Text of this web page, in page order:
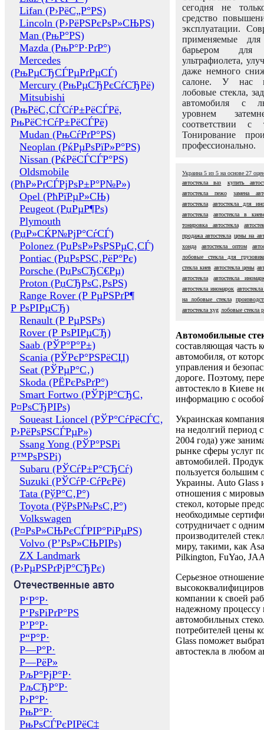
Lifan (Р›РёС„Р°РЅ)
Lincoln (Р›РёРЅРєРѕР»СЊРЅ)
Man (РњР°РЅ)
Mazda (РњР°Р·РґР°)
Mercedes
(РњРµСЂСЃРµРґРµСЃ)
Mercury (РњРµСЂРєСѓСЂРё)
Mitsubishi
(РњРёС‚СЃСѓР±РёСЃРё,
РњРёС†СѓР±РёСЃРё)
Mudan (РњСѓРґР°РЅ)
Neoplan (РќРµРѕРїР»Р°РЅ)
Nissan (РќРёСЃСЃР°РЅ)
Oldsmobile
(РћР»РґСЃРјРѕР±Р°Р№Р»)
Opel (РћРїРµР»СЊ)
Peugeot (РџРµР¶Рѕ)
Plymouth
(РџР»СЌР№РјР°СѓСЃ)
Polonez (РџРѕР»РѕРЅРµС‚СЃ)
Pontiac (РџРѕРЅС‚РёР°Рє)
Porsche (РџРѕСЂС€Рµ)
Proton (РџСЂРѕС‚РѕРЅ)
Range Rover (Р РµРЅРґР¶
Р РѕРІРµСЂ)
Renault (Р РµРЅРѕ)
Rover (Р РѕРІРµСЂ)
Saab (РЎР°Р°Р±)
Scania (РЎРєР°РЅРёСЏ)
Seat (РЎРµР°С‚)
Skoda (РЁРєРѕРґР°)
Smart Fortwo (РЎРјР°СЂС‚
Р¤РѕСЂРІРѕ)
Soueast Lioncel (РЎР°СѓРёСЃС‚
Р›РёРѕРЅСЃРµР»)
Ssang Yong (РЎР°РЅРі
Р™РѕРЅРі)
Subaru (РЎСѓР±Р°СЂСѓ)
Suzuki (РЎСѓР·СѓРєРё)
Tata (РўР°С‚Р°)
Toyota (РўРѕР№РѕС‚Р°)
Volkswagen
(Р¤РѕР»СЊРєСЃРІР°РіРµРЅ)
Volvo (Р’РѕР»СЊРІРѕ)
ZX Landmark
(Р›РµРЅРґРјР°СЂРє)
Отечественные авто
Р‘Р°Р·
Р‘РѕРіРґР°РЅ
Р’Р°Р·
Р“Р°Р·
Р—Р°Р·
Р—РёР»
РљР°РјР°Р·
РљСЂР°Р·
Р›Р°Р·
РњР°Р·
РњРѕСЃРєРІРёС‡
сегодня не
средство
эксплуатации.
применяемые
барьером для
ультрафиолета,
даже немного
салоне. У нас
лобовые стекла,
автомобиля с
уровнем
соответствии с
Тонирование
профессионально.
Украина 5 из 5 на основе 27
автостекла ваз
купить
автостекла пежо
замена
автостекла
автостекла для
автостекла
автостекла в
тонировка автостекла
продажа автостекла цены на
хонда
автостекла оптом
лобовые стекла для
стекла киев автостекла цены
автостекла
автостекла
автостекла иномарок
на лобовые стекла
автостекла xyg лобовые стекла
Автомобильные
составляющая часть
автомобиля, от
управления и
дороге. Поэтому,
автостекло в Киеве
информацию с
Украинская
на недолгий период
2004 года) уже
рынке сферы услуг
автомобилей.
пользуется большим
Украины. Auto Glass
отношения с
стекол, которые
необходимые
сотрудничает с
производителей
миру, такими, как
Pilkington, FuYao,
Серьезное отношение
компании к своей
надежному процессу
автомобильных
потребителей цены
Glass поможет
автостекла в любом